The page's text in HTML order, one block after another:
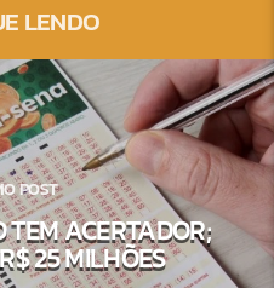
LENDO
POST
ACERTADOR;
25 MILHÕES